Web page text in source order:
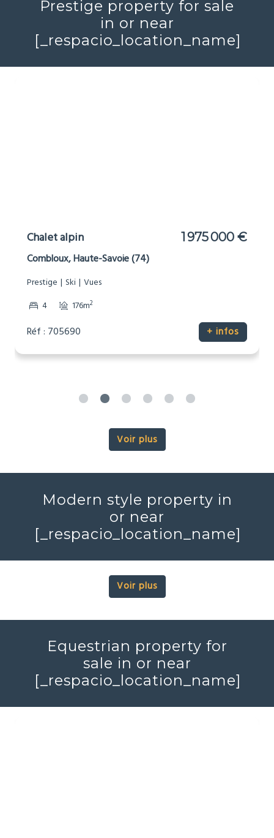
Prestige property for sale
in or near
[_respacio_location_name]
Chalet alpin 1 975 000 €
Combloux, Haute-Savoie (74)
Prestige Ski Vues
4
176m2
Réf : 705690 + infos
Voir plus
Modern style property in
or near
[_respacio_location_name]
Voir plus
Equestrian property for
sale in or near
[_respacio_location_name]